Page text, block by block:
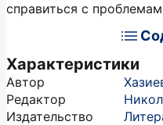
справиться с
Характеристики
Автор
Редактор
Издательство